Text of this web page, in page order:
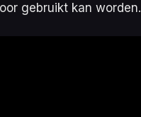
gebruikt kan worden.